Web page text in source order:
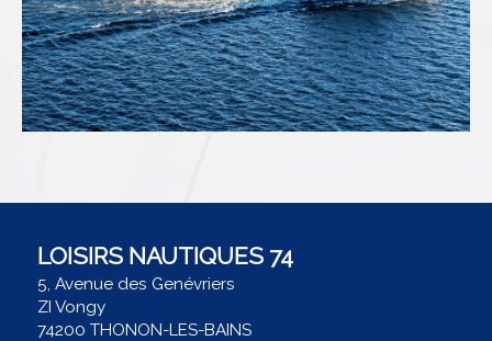
LOISIRS NAUTIQUES 74
5, Avenue des Genévriers
ZI Vongy
74200 THONON-LES-BAINS